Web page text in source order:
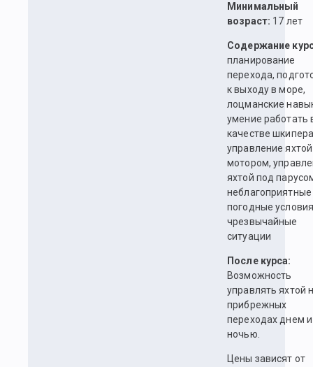
Минимальный
возраст: 17 лет
Содержание
планирование
перехода,
к выходу в море,
лоцманские
умение работать
качестве
управление
мотором,
яхтой под
неблагоприятные
погодные
чрезвычайные
ситуации
После курса:
Возможность
управлять яхтой
прибрежных
переходах днем и
ночью.
Цены зависят от